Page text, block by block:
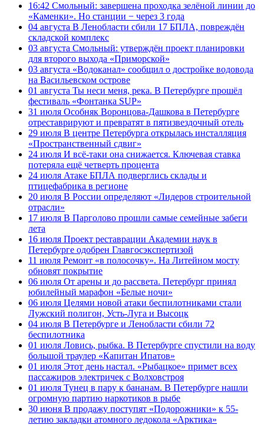
16:42 Смольный: завершена проходка зелёной линии до
«Каменки». Но станции − через 3 года
04 августа В Ленобласти сбили 17 БПЛА, повреждён
складской комплекс
03 августа Смольный: утверждён проект планировки
для второго выхода «Приморской»
03 августа «Водоканал» сообщил о достройке водовода
на Васильевском острове
01 августа Ты неси меня, река. В Петербурге прошёл
фестиваль «Фонтанка SUP»
31 июля Особняк Воронцова-Дашкова в Петербурге
отреставрируют и превратят в пятизвездочный отель
29 июля В центре Петербурга открылась инсталляция
«Пространственный сдвиг»
24 июля И всё-таки она снижается. Ключевая ставка
потеряла ещё четверть процента
24 июля Атаке БПЛА подверглись склады и
птицефабрика в регионе
20 июля В России определяют «Лидеров строительной
отрасли»
17 июля В Парголово прошли самые семейные забеги
лета
16 июля Проект реставрации Академии наук в
Петербурге одобрен Главгосэкспертизой
11 июля Ремонт «в полосочку». На Литейном мосту
обновят покрытие
06 июля От арены и до рассвета. Петербург принял
юбилейный марафон «Белые ночи»
06 июля Целями новой атаки беспилотниками стали
Лужский полигон, Усть-Луга и Высоцк
04 июля В Петербурге и Ленобласти сбили 72
беспилотника
01 июля Ловись, рыбка. В Петербурге спустили на воду
большой траулер «Капитан Ипатов»
01 июля Этот день настал. «Рыбацкое» примет всех
пассажиров электричек с Волховстроя
01 июля Тунец в пару к бананам. В Петербурге нашли
огромную партию наркотиков в рыбе
30 июня В продажу поступят «Подорожники» к 55-
летию закладки атомного ледокола «Арктика»